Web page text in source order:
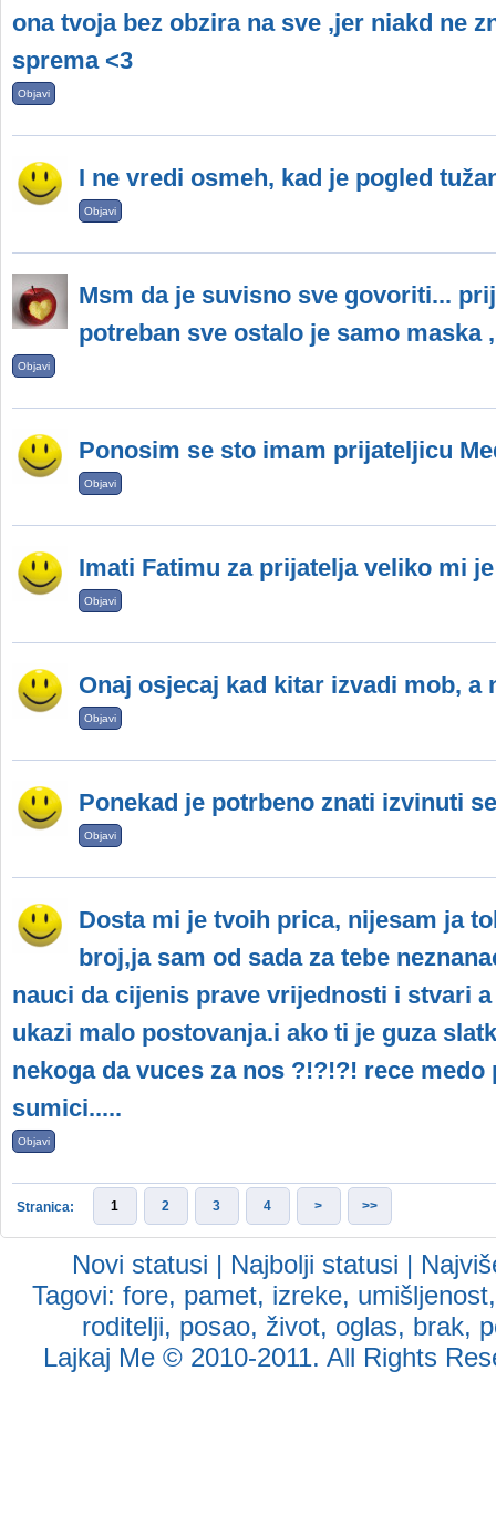
ona tvoja bez obzira na sve ,jer niakd ne
sprema <3
Objavi
I ne vredi osmeh, kad je pogled
Objavi
Msm da je suvisno sve govoriti...
potreban sve ostalo je samo maska ,
Objavi
Ponosim se sto imam prijateljicu
Objavi
Imati Fatimu za prijatelja veliko mi
Objavi
Onaj osjecaj kad kitar izvadi mob, a
Objavi
Ponekad je potrbeno znati izvinuti
Objavi
Dosta mi je tvoih prica, nijesam ja
broj,ja sam od sada za tebe
nauci da cijenis prave vrijednosti i stvari
ukazi malo postovanja.i ako ti je guza
nekoga da vuces za nos ?!?!?! rece
sumici.....
Objavi
Stranica: 1 2 3 4 > >>
Novi statusi | Najbolji statusi |
Tagovi:fore, pamet, izreke, umišljenost
roditelji, posao, život, oglas, brak,
Lajkaj Me © 2010-2011. All Rights